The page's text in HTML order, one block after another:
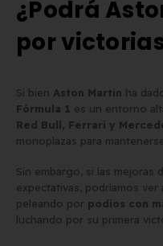
¿Podrá
por
Si bien Aston Martin ha
Fórmula 1 es un entorno
Red Bull, Ferrari y
monoplazas para
Sin embargo, si las mejoras
expectativas, podríamos ver
peleando por podios con
luchando por su primera